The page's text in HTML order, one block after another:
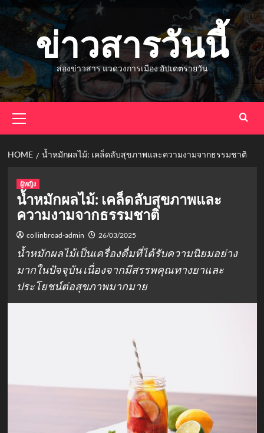
Skip
ข่าวสารวันนี้
ส่องข่าวสาร แวดวงการเมือง อัปเดตรายวัน
Menu
HOME น้ำหมักผลไม้: เคล็ดลับสุขภาพและความงามจากธรรมชาติ
ผู้หญิง
น้ำหมักผลไม้: เคล็ดลับสุขภาพและ
ความงามจากธรรมชาติ
collinbroad-admin 26/03/2025
น้ำหมักผลไม้เป็นเครื่องดื่มที่ได้รับความนิยมอย่าง
มากในปัจจุบัน เนื่องจากมีสรรพคุณทางยาและ
ประโยชน์ต่อสุขภาพมากมาย